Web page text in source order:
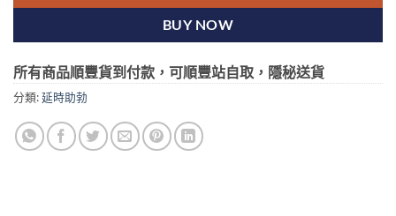
BUY NOW
所有商品順豐貨到付款，可順豐站自取，隱秘送貨
分類:延時助勃